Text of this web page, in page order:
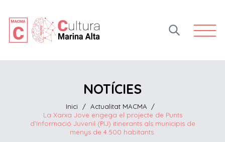
Open
NOTÍCIES
Inici / Actualitat MACMA
/
La Xarxa Jove engega el projecte de Punts
d’Informació Juvenil (PIJ) itinerants als municipis de
menys de 4.500 habitants.